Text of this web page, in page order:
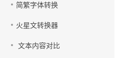
简繁字体转换
火星文转换器
文本内容对比